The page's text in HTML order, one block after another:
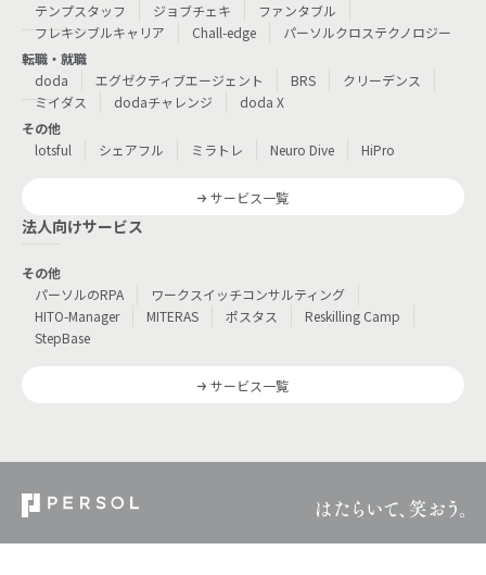
テンプスタッフ
ジョブチェキ
ファンタブル
フレキシブルキャリア
Chall-edge
パーソルクロステクノロジー
転職・就職
doda
エグゼクティブエージェント BRS
クリーデンス
ミイダス
dodaチャレンジ
doda X
その他
lotsful
シェアフル ミラトレ Neuro Dive HiPro
サービス一覧
法人向けサービス
その他
パーソルのRPA
ワークスイッチコンサルティング
HITO-Manager
MITERAS ポスタス
Reskilling Camp
StepBase
サービス一覧